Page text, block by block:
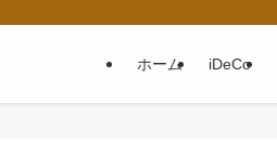
ホーム iDeCo